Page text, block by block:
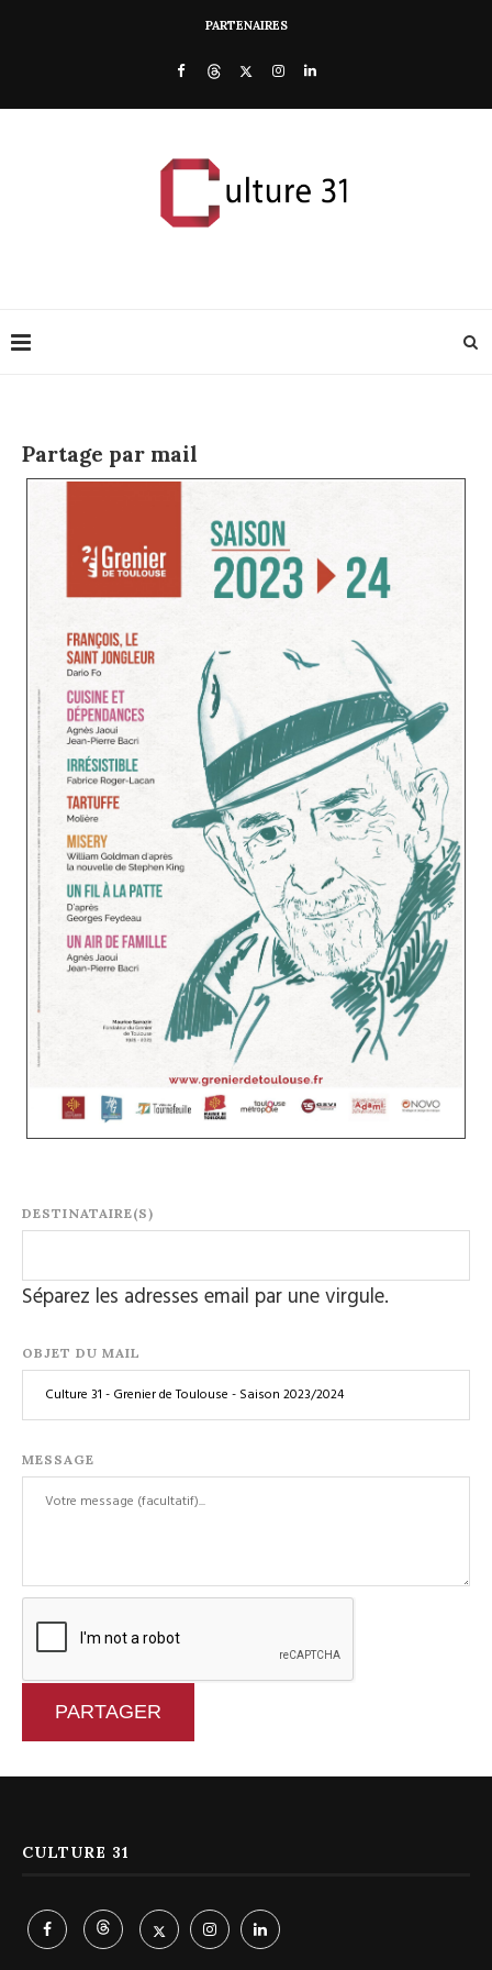
PARTENAIRES
Partage par mail
DESTINATAIRE(S)
Séparez les adresses email par une virgule.
OBJET DU MAIL
MESSAGE
PARTAGER
CULTURE 31